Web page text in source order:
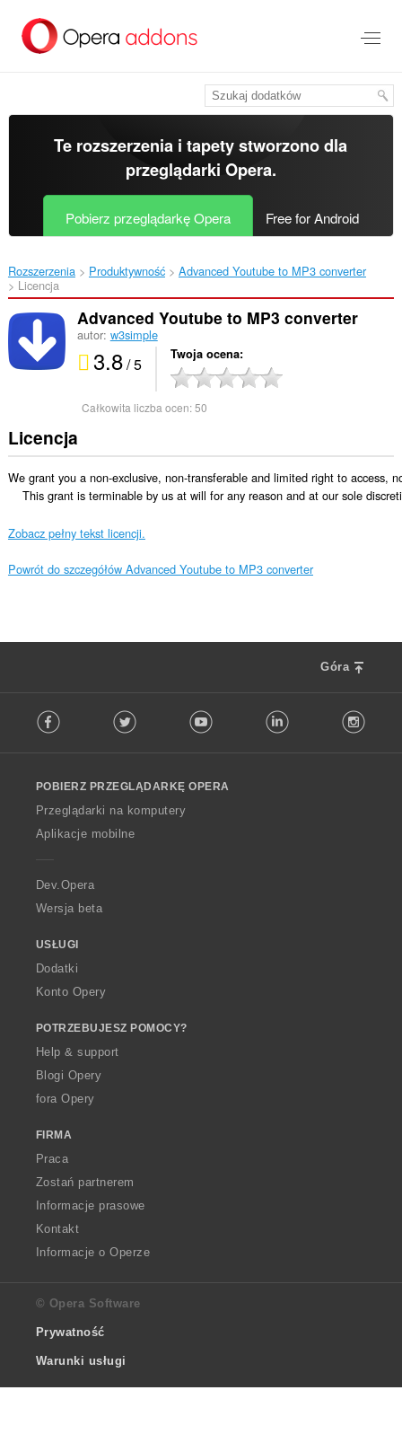
treści
Te rozszerzenia i tapety stworzono dla
przeglądarki Opera.
Pobierz przeglądarkę Opera Free for Android
Rozszerzenia Produktywność
Advanced Youtube to MP3 converter‎
Licencja
Advanced Youtube to MP3 converter
autor: w3simple
3.8/ 5 Twoja ocena
Całkowita liczba ocen:50
Licencja
We grant you a non-exclusive, non-transferable and limited right to access,
This grant is terminable by us at will for any reason and at our sole
Zobacz pełny tekst licencji.
Powrót do szczegółów Advanced Youtube to MP3 converter
Góra
o
w
O
p
a
Facebook Twitter Youtube LinkedIn
POBIERZ PRZEGLĄDARKĘ OPERA
Przeglądarki na komputery
Aplikacje mobilne
Dev.Opera
Wersja beta
USŁUGI
Dodatki
Konto Opery
POTRZEBUJESZ POMOCY?
Help & support
Blogi Opery
fora Opery
FIRMA
Praca
Zostań partnerem
Informacje prasowe
Kontakt
Informacje o Operze
© Opera Software
Prywatność
Warunki usługi